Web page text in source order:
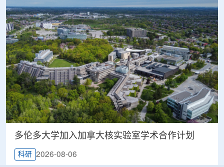
多伦多大学加入加拿大核实验室学术合作计划
科研 2026-08-06